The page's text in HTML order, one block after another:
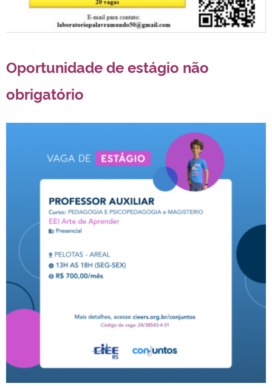
Oportunidade de estágio não
obrigatório